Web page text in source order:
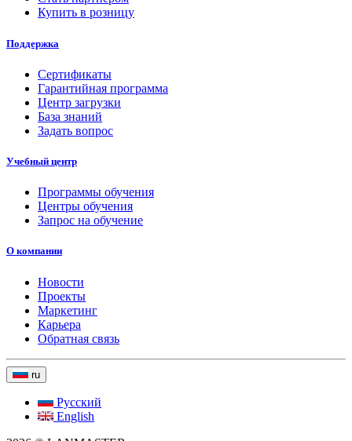
Купить в розницу
Поддержка
Сертификаты
Гарантийная программа
Центр загрузки
База знаний
Задать вопрос
Учебный центр
Программы обучения
Центры обучения
Запрос на обучение
О компании
Новости
Проекты
Маркетинг
Карьера
Обратная связь
ru
Русский
English